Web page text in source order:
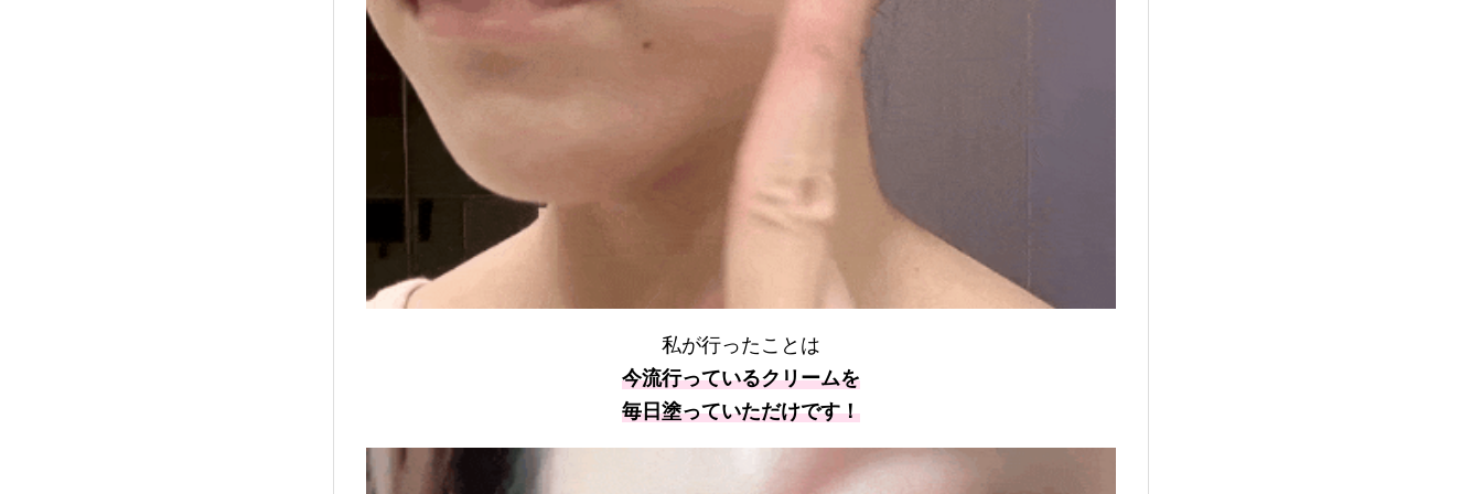
私が行ったことは
今流行っているクリームを
毎日塗っていただけです！